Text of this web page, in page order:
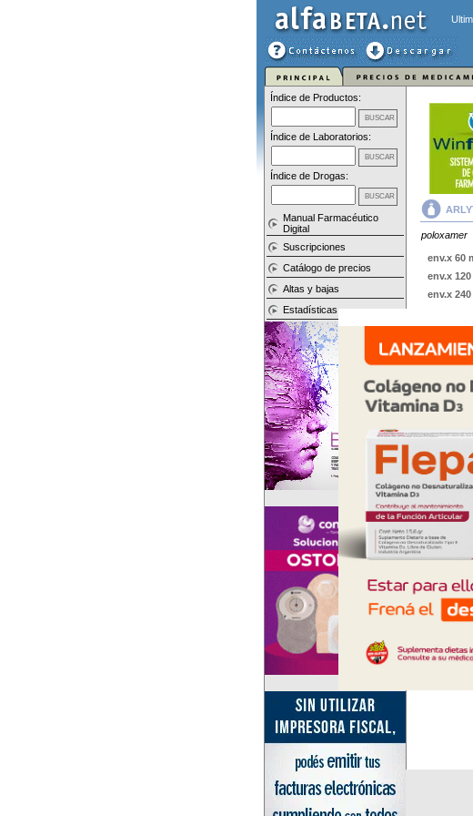
Índice de Productos:
Índice de Laboratorios:
Índice de Drogas:
Manual Farmacéutico
Digital
Suscripciones
Catálogo de precios
Altas y bajas
Estadísticas
poloxamer
env.x 60
env.x
env.x
ARLYT